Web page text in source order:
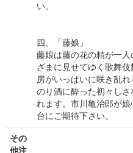
い。
四、「藤娘」
藤娘は藤の花の精が一
ざまに見せてゆく歌舞
房がいっぱいに咲き乱
のり酒に酔った初々し
れます。市川亀治郎が
台にご期待下さい。
その
他注